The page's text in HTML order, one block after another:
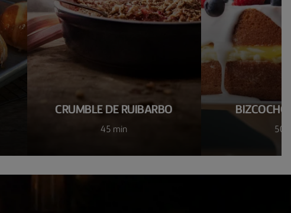
CRUMBLE DE RUIBARBO
45 min 50